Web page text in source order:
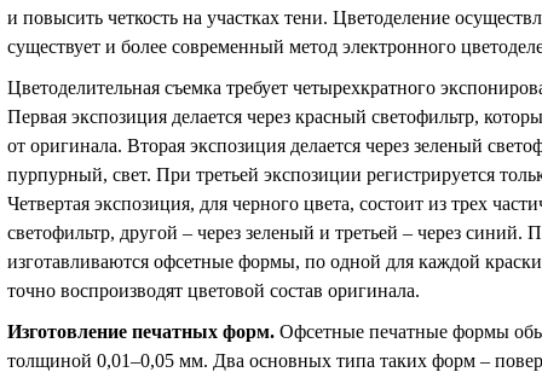
и повысить четкость на участках тени. Цветоделение
существует и более современный метод электронного
Цветоделительная съемка требует четырехкратного
Первая экспозиция делается через красный светофильтр,
от оригинала. Вторая экспозиция делается через зеленый
пурпурный, свет. При третьей экспозиции регистрируется
Четвертая экспозиция, для черного цвета, состоит из трех
светофильтр, другой – через зеленый и третьей – через
изготавливаются офсетные формы, по одной для каждой
точно воспроизводят цветовой состав оригинала.
Изготовление печатных форм. Офсетные печатные формы
толщиной 0,01–0,05 мм. Два основных типа таких форм –